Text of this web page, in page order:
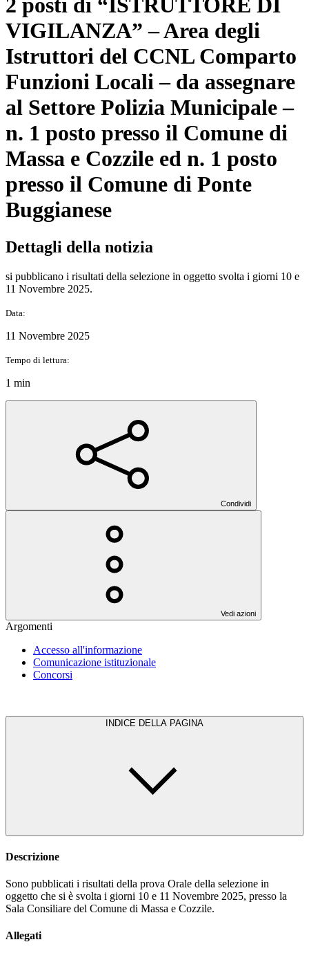
2 posti di “ISTRUTTORE DI
VIGILANZA” – Area degli
Istruttori del CCNL Comparto
Funzioni Locali – da assegnare
al Settore Polizia Municipale –
n. 1 posto presso il Comune di
Massa e Cozzile ed n. 1 posto
presso il Comune di Ponte
Buggianese
Dettagli della notizia
si pubblicano i risultati della selezione in oggetto svolta i giorni 10 e
11 Novembre 2025.
Data:
11 Novembre 2025
Tempo di lettura:
1 min
Condividi
Vedi azioni
Argomenti
Accesso all'informazione
Comunicazione istituzionale
Concorsi
INDICE DELLA PAGINA
Descrizione
Sono pubblicati i risultati della prova Orale della selezione in
oggetto che si è svolta i giorni 10 e 11 Novembre 2025, presso la
Sala Consiliare del Comune di Massa e Cozzile.
Allegati